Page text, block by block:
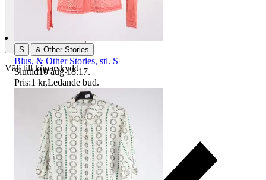
Välj till köparskydd
S | & Other Stories
Blus, & Other Stories, stl. S
Sluttid10 aug 18:17.
Pris:1 kr,Ledande bud.